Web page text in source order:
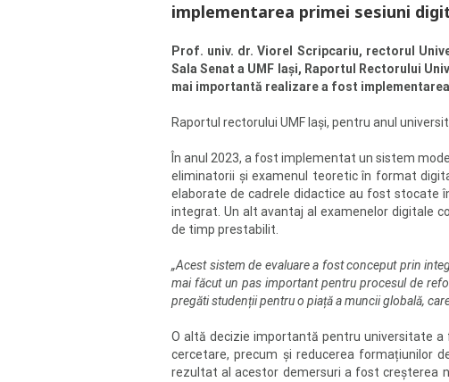
implementarea primei sesiuni
Prof. univ. dr. Viorel Scripcariu, rectorul
Sala Senat a UMF Iași, Raportul Rectorului
mai importantă realizare a fost
Raportul rectorului UMF Iași, pentru anul
În anul 2023, a fost implementat un sistem
eliminatorii și examenul teoretic în format
elaborate de cadrele didactice au fost stocate
integrat. Un alt avantaj al examenelor digitale
de timp prestabilit.
„Acest sistem de evaluare a fost conceput prin
mai făcut un pas important pentru procesul de
pregăti studenții pentru o piață a muncii globală,
O altă decizie importantă pentru universitate
cercetare, precum și reducerea formațiunilor
rezultat al acestor demersuri a fost creșterea